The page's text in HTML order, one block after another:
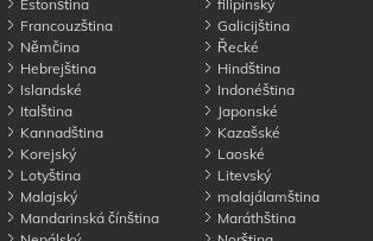
Estonština
filipínský
Francouzština
Galicijština
Němčina
Řecké
Hebrejština
Hindština
Islandské
Indonéština
Italština
Japonské
Kannadština
Kazašské
Korejský
Laoské
Lotyština
Litevský
Malajský
malajálamština
Mandarinská čínština
Maráthština